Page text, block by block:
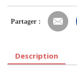
Partager :
Description